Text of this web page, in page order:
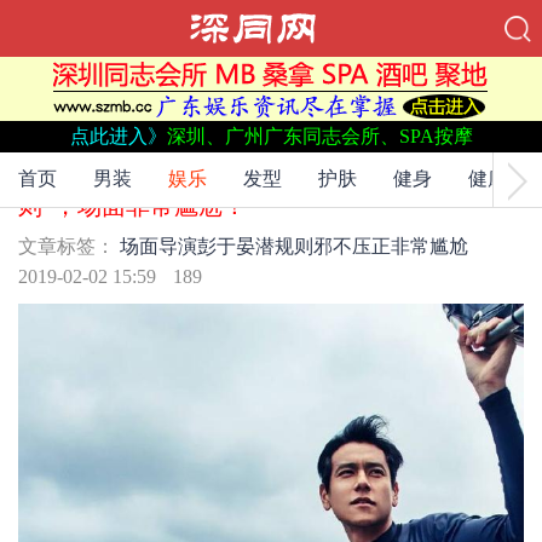
点此进入》 深圳、广州广东同志会所、SPA按摩
首页 男装 娱乐 发型 护肤 健身 健康
文章标签：场面 导演彭于晏潜规则邪不压正 非常尴尬
翻出彭于晏拍摄《邪不压正》时被导演“潜规
则”，场面非常尴尬！
文章标签： 场面导演彭于晏潜规则 邪不压正非常尴尬
2019-02-02 15:59
189